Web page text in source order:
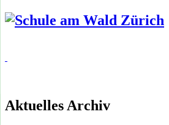
Aktuelles Archiv